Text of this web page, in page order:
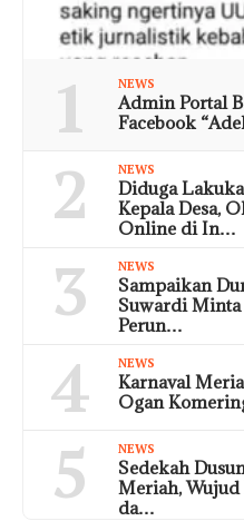
1 NEWS
Admin Portal
Facebook
2 NEWS
Diduga
Kepala Desa,
Online di In…
3 NEWS
Sampaikan
Suwardi Minta
Perun…
4 NEWS
Karnaval
Ogan
5 NEWS
Sedekah
Meriah,
da…